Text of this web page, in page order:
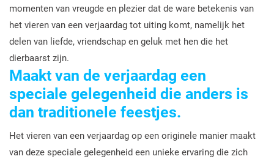
momenten van vreugde en plezier dat de ware betekenis van
het vieren van een verjaardag tot uiting komt, namelijk het
delen van liefde, vriendschap en geluk met hen die het
dierbaarst zijn.
Maakt van de verjaardag een
speciale gelegenheid die anders is
dan traditionele feestjes.
Het vieren van een verjaardag op een originele manier maakt
van deze speciale gelegenheid een unieke ervaring die zich